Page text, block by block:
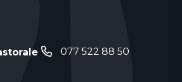
077 522 88 50